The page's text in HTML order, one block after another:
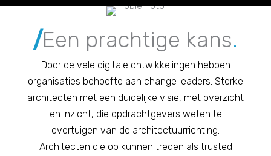
/Een prachtige kans.
Door de vele digitale ontwikkelingen hebben
organisaties behoefte aan change leaders. Sterke
architecten met een duidelijke visie, met overzicht
en inzicht, die opdrachtgevers weten te
overtuigen van de architectuurrichting.
Architecten die op kunnen treden als trusted